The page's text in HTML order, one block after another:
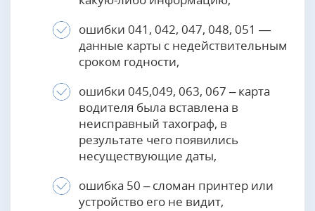
ошибки 041, 042, 047, 048, 051 —
данные карты с недействительным
сроком годности,
ошибки 045,049, 063, 067 – карта
водителя была вставлена в
неисправный тахограф, в
результате чего появились
несуществующие даты,
ошибка 50 – сломан принтер или
устройство его не видит,